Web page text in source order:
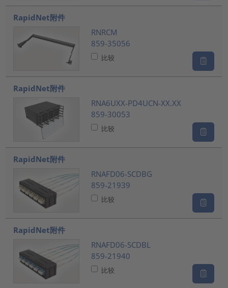
RapidNet附件
RNRCM
859-35056
比较
RapidNet附件
RNA6UXX-PD4UCN-XX.XX
859-30053
比较
RapidNet附件
RNAFD06-SCDBG
859-21939
比较
RapidNet附件
RNAFD06-SCDBL
859-21940
比较